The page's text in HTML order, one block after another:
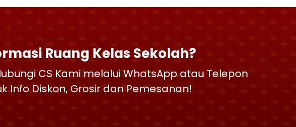
Ruang Kelas Sekolah?
CS Kami melalui WhatsApp atau Telepon
Info Diskon, Grosir dan Pemesanan!